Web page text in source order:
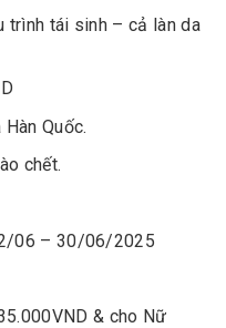
trình tái sinh – cả làn da
Quốc.
chết.
06 – 30/06/2025
& cho Nữ